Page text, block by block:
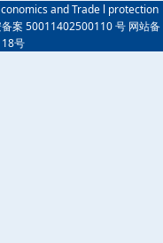
and Trade l protection
案 50011402500110 号 网站备
号